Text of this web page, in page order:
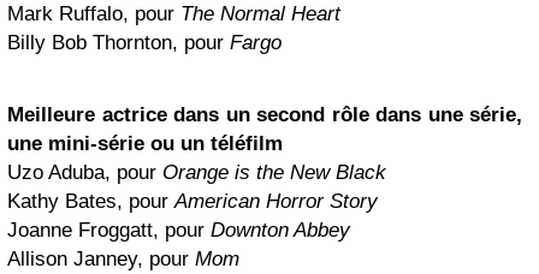
Mark Ruffalo, pour The Normal Heart
Billy Bob Thornton, pour Fargo
Meilleure actrice dans un second rôle dans une série,
une mini-série ou un téléfilm
Uzo Aduba, pour Orange is the New Black
Kathy Bates, pourAmerican Horror Story
Joanne Froggatt, pour Downton Abbey
Allison Janney, pour Mom